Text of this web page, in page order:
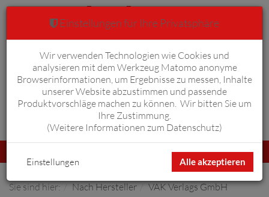
Anmelden Warenkorb 0
umschalten
Sie sind hier: Nach Hersteller
VAK Verlags GmbH
Einstellungen für Ihre Privatsphäre
Wir verwenden Technologien wie Cookies und
analysieren mit dem Werkzeug Matomo anonyme
Browserinformationen, um Ergebnisse zu messen, Inhalte
unserer Website abzustimmen und passende
Produktvorschläge machen zu können. Wir bitten Sie um
Ihre Zustimmung.
(Weitere Informationen zum Datenschutz)
Alle akzeptieren
Einstellungen